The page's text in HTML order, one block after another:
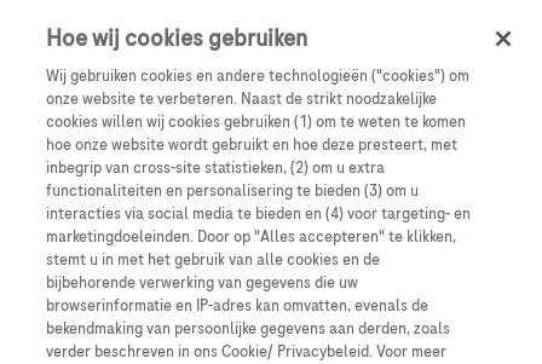
Register
Oncologie
Hoe wij cookies gebruiken
Wij gebruiken cookies en andere technologieën ("cookies") om
onze website te verbeteren. Naast de strikt noodzakelijke
cookies willen wij cookies gebruiken (1) om te weten te komen
hoe onze website wordt gebruikt en hoe deze presteert, met
inbegrip van cross-site statistieken, (2) om u extra
functionaliteiten en personalisering te bieden (3) om u
interacties via social media te bieden en (4) voor targeting- en
marketingdoeleinden. Door op "Alles accepteren" te klikken,
stemt u in met het gebruik van alle cookies en de
bijbehorende verwerking van gegevens die uw
browserinformatie en IP-adres kan omvatten, evenals de
bekendmaking van persoonlijke gegevens aan derden, zoals
verder beschreven in ons Cookie/ Privacybeleid. Voor meer